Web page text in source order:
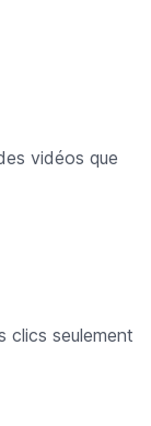
vidéos que
clics seulement